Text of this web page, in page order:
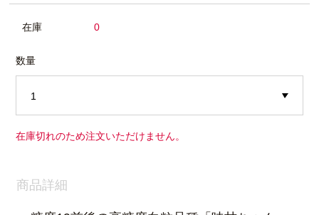
在庫 0
数量
在庫切れのため注文いただけません。
商品詳細